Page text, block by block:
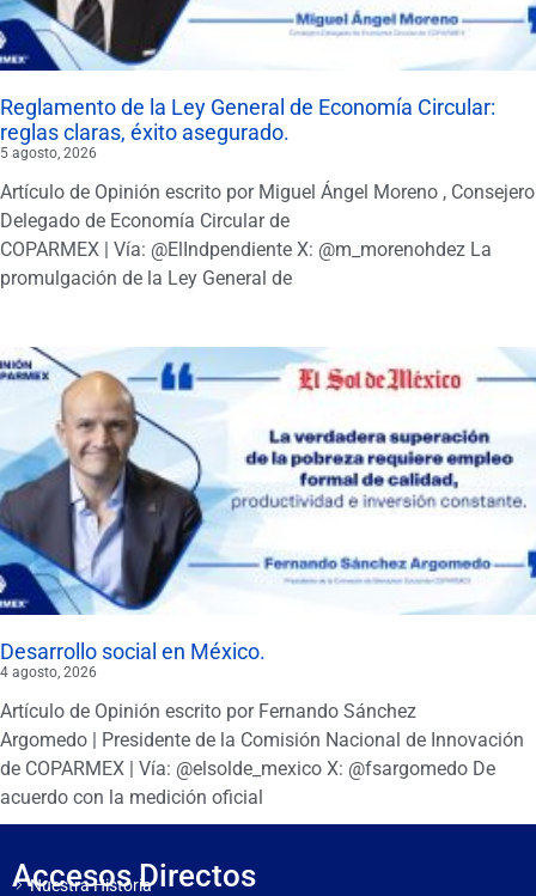
Reglamento de la Ley General de Economía Circular:
reglas claras, éxito asegurado.
5 agosto, 2026
Artículo de Opinión escrito por Miguel Ángel Moreno , Consejero
Delegado de Economía Circular de
COPARMEX | Vía: @ElIndpendiente X: @m_morenohdez La
promulgación de la Ley General de
Desarrollo social en México.
4 agosto, 2026
Artículo de Opinión escrito por Fernando Sánchez
Argomedo | Presidente de la Comisión Nacional de Innovación
de COPARMEX | Vía: @elsolde_mexico X: @fsargomedo De
acuerdo con la medición oficial
Accesos Directos
Nuestra Historia